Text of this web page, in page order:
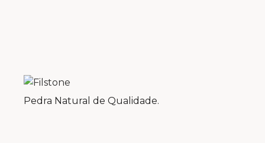
Pedra Natural de Qualidade.